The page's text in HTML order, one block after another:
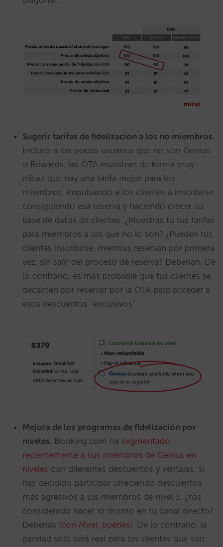
Sugerir tarifas de fidelización a los no miembros.
Incluso a los pocos usuarios que no son Genius
o Rewards, las OTA muestran de forma muy
eficaz que hay una tarifa mejor para los
miembros, impulsando a los clientes a inscribirse,
consiguiendo esa reserva y haciendo crecer su
base de datos de clientes. ¿Muestras tú tus tarifas
para miembros a los que no lo son? ¿Pueden tus
clientes inscribirse, mientras reservan por primera
vez, sin salir del proceso de reserva? Deberían. De
lo contrario, es más probable que tus clientes se
decanten por reservar por la OTA para acceder a
esos descuentos “exclusivos”.
Mejora de los programas de fidelización por
niveles. Booking.com ha segmentado
recientemente a sus miembros de Genius en
niveles con diferentes descuentos y ventajas. Si
has decidido participar ofreciendo descuentos
más agresivos a los miembros de nivel 3, ¿has
considerado hacer lo mismo en tu canal directo?
Deberías (con Mirai, puedes). De lo contrario, la
paridad solo será real para los clientes que son